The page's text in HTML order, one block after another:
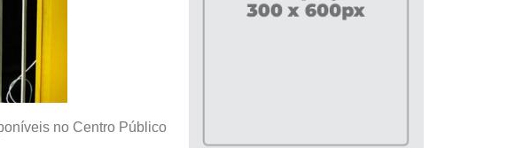
no Centro Público